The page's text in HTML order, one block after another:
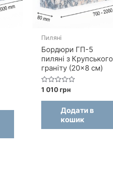
Пиляні
Бордюри ГП-5
пиляні з Крупського
граніту (20×8 см)
Оцінено
в
0
1 010грн
Додати в
кошик